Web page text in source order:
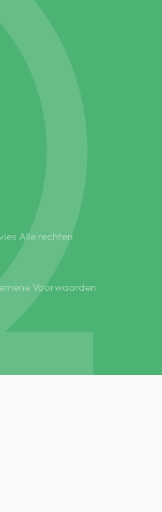
Alle rechten
Voorwaarden